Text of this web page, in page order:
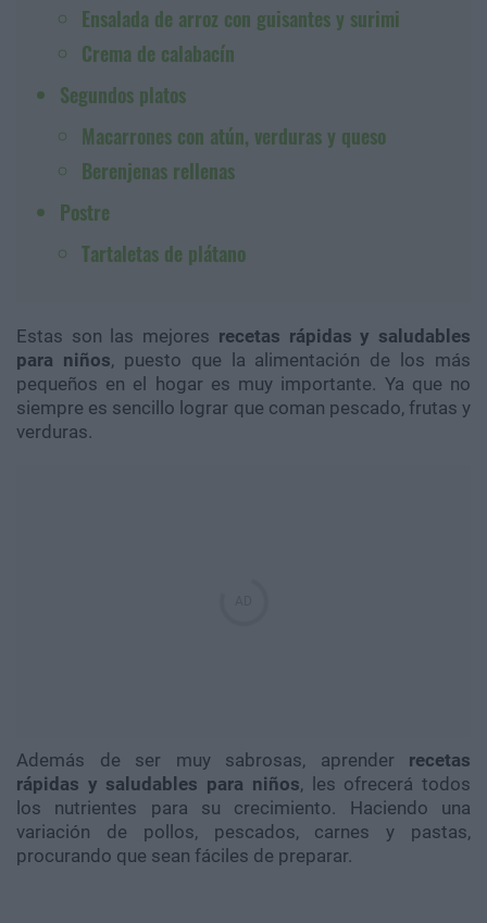
Ensalada de arroz con guisantes y surimi
Crema de calabacín
Segundos platos
Macarrones con atún, verduras y queso
Berenjenas rellenas
Postre
Tartaletas de plátano
Estas son las mejores recetas rápidas y saludables
para niños, puesto que la alimentación de los más
pequeños en el hogar es muy importante. Ya que no
siempre es sencillo lograr que coman pescado, frutas y
verduras.
Además de ser muy sabrosas, aprender recetas
rápidas y saludables para niños, les ofrecerá todos
los nutrientes para su crecimiento. Haciendo una
variación de pollos, pescados, carnes y pastas,
procurando que sean fáciles de preparar.